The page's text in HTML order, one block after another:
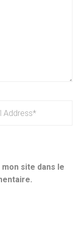
site dans le